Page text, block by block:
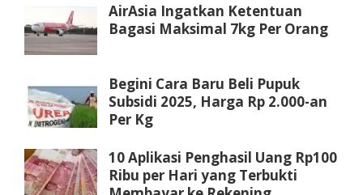
AirAsia Ingatkan Ketentuan
Bagasi Maksimal 7kg Per Orang
Begini Cara Baru Beli Pupuk
Subsidi 2025, Harga Rp 2.000-an
Per Kg
10 Aplikasi Penghasil Uang Rp100
Ribu per Hari yang Terbukti